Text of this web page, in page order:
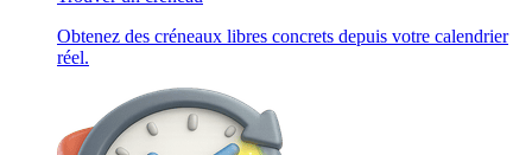
Obtenez des créneaux libres concrets depuis votre calendrier
réel.